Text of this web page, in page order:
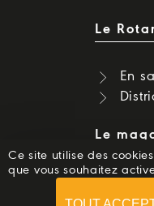
Le
En
Le
Ce site utilise des
que vous souhaitez